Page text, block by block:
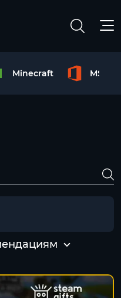
Minecraft MS